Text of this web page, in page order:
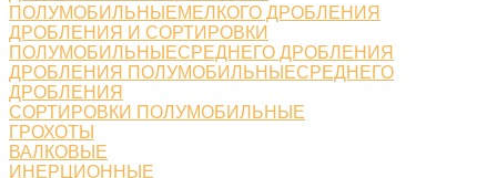
ПОЛУМОБИЛЬНЫЕМЕЛКОГО ДРОБЛЕНИЯ
ДРОБЛЕНИЯ И СОРТИРОВКИ
ПОЛУМОБИЛЬНЫЕСРЕДНЕГО ДРОБЛЕНИЯ
ДРОБЛЕНИЯ ПОЛУМОБИЛЬНЫЕСРЕДНЕГО
ДРОБЛЕНИЯ
СОРТИРОВКИ ПОЛУМОБИЛЬНЫЕ
ГРОХОТЫ
ВАЛКОВЫЕ
ИНЕРЦИОННЫЕ